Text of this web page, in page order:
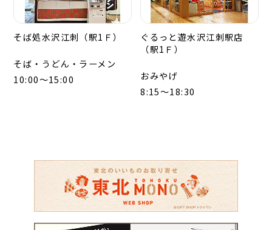
そば処水沢江刺（駅1Ｆ）
そば・うどん・ラーメン
10:00～15:00
ぐるっと遊水沢江刺駅店
（駅1Ｆ）
おみやげ
8:15～18:30